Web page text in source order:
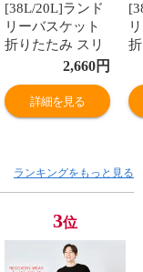
[38L/20L]ランド
リーバスケット
折りたたみ スリ
ム 大容量 コンパ
クト おしゃれ 洗
濯かご 洗濯カゴ
持ち手 持ち手付
収納 洗濯 かご
カゴ ランドリー
物入れ 洗面所 買
い物かご 収納バ
スケット 折り畳
2,660円
詳細を見る
ランキングをもっと見る
3位